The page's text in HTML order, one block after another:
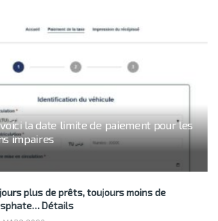
la date limite de paiement pour les
impaires
plus de prêts, toujours moins de
Détails